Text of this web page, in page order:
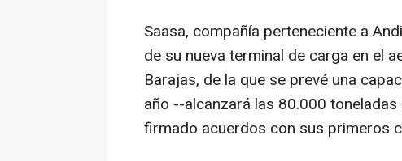
Saasa, compañía perteneciente a
de su nueva terminal de carga en el
Barajas, de la que se prevé una
año --alcanzará las 80.000
firmado acuerdos con sus primeros